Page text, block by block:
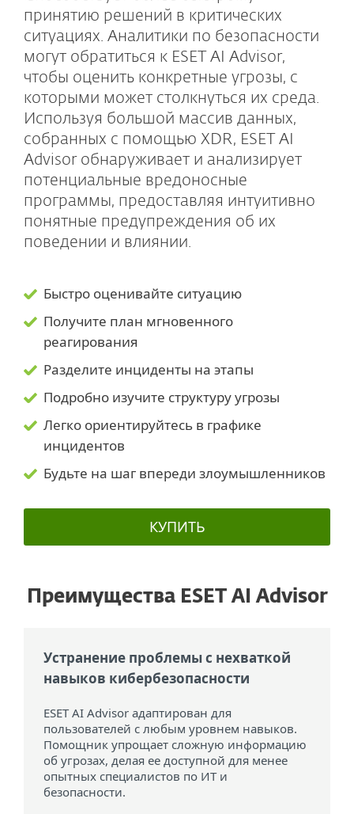
принятию решений в критических
ситуациях. Аналитики по безопасности
могут обратиться к ESET AI Advisor,
чтобы оценить конкретные угрозы, с
которыми может столкнуться их среда.
Используя большой массив данных,
собранных с помощью XDR, ESET AI
Advisor обнаруживает и анализирует
потенциальные вредоносные
программы, предоставляя интуитивно
понятные предупреждения об их
поведении и влиянии.
Быстро оценивайте ситуацию
Получите план мгновенного
реагирования
Разделите инциденты на этапы
Подробно изучите структуру угрозы
Легко ориентируйтесь в графике
инцидентов
Будьте на шаг впереди злоумышленников
КУПИТЬ
Преимущества ESET AI Advisor
Устранение проблемы с нехваткой
навыков кибербезопасности
ESET AI Advisor адаптирован для
пользователей с любым уровнем навыков.
Помощник упрощает сложную информацию
об угрозах, делая ее доступной для менее
опытных специалистов по ИТ и
безопасности.